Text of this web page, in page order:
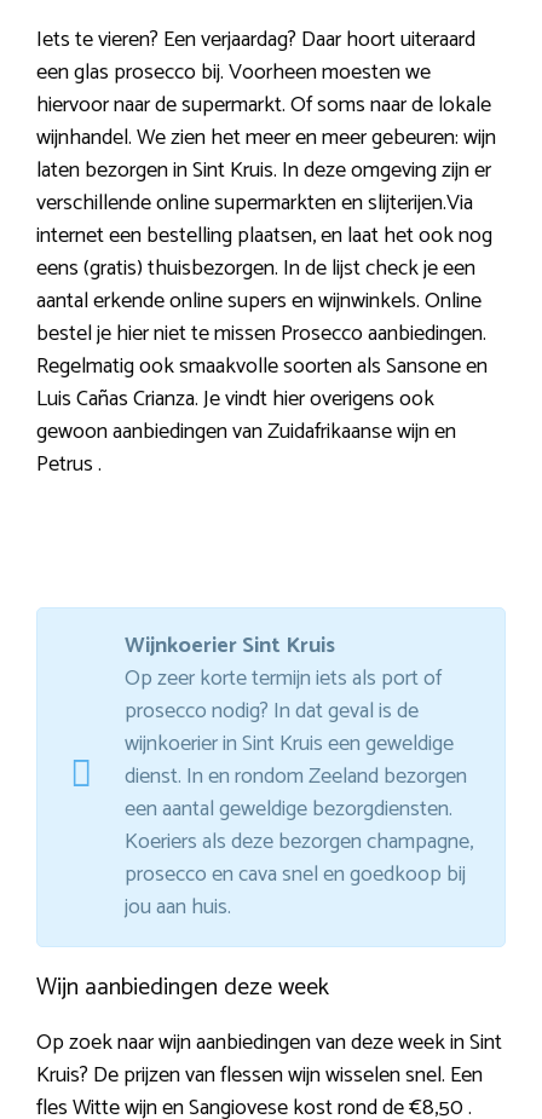
Iets te vieren? Een verjaardag? Daar hoort uiteraard
een glas prosecco bij. Voorheen moesten we
hiervoor naar de supermarkt. Of soms naar de lokale
wijnhandel. We zien het meer en meer gebeuren: wijn
laten bezorgen in Sint Kruis. In deze omgeving zijn er
verschillende online supermarkten en slijterijen.Via
internet een bestelling plaatsen, en laat het ook nog
eens (gratis) thuisbezorgen. In de lijst check je een
aantal erkende online supers en wijnwinkels. Online
bestel je hier niet te missen Prosecco aanbiedingen.
Regelmatig ook smaakvolle soorten als Sansone en
Luis Cañas Crianza. Je vindt hier overigens ook
gewoon aanbiedingen van Zuidafrikaanse wijn en
Petrus .
Wijnkoerier Sint Kruis
Op zeer korte termijn iets als port of
prosecco nodig? In dat geval is de
wijnkoerier in Sint Kruis een geweldige
dienst. In en rondom Zeeland bezorgen
een aantal geweldige bezorgdiensten.
Koeriers als deze bezorgen champagne,
prosecco en cava snel en goedkoop bij
jou aan huis.
Wijn aanbiedingen deze week
Op zoek naar wijn aanbiedingen van deze week in Sint
Kruis? De prijzen van flessen wijn wisselen snel. Een
fles Witte wijn en Sangiovese kost rond de €8,50 .